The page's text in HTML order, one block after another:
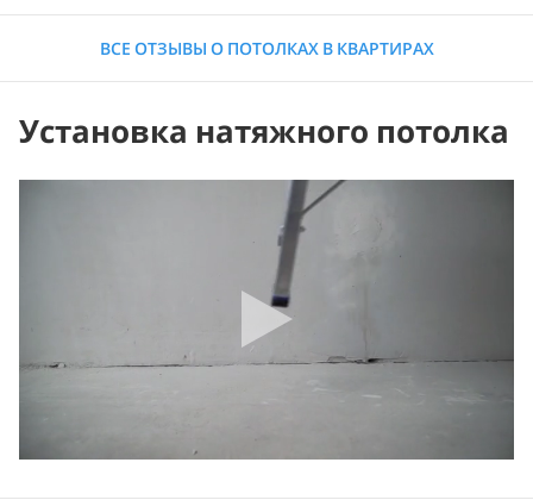
ВСЕ ОТЗЫВЫ О ПОТОЛКАХ В КВАРТИРАХ
Установка натяжного потолка